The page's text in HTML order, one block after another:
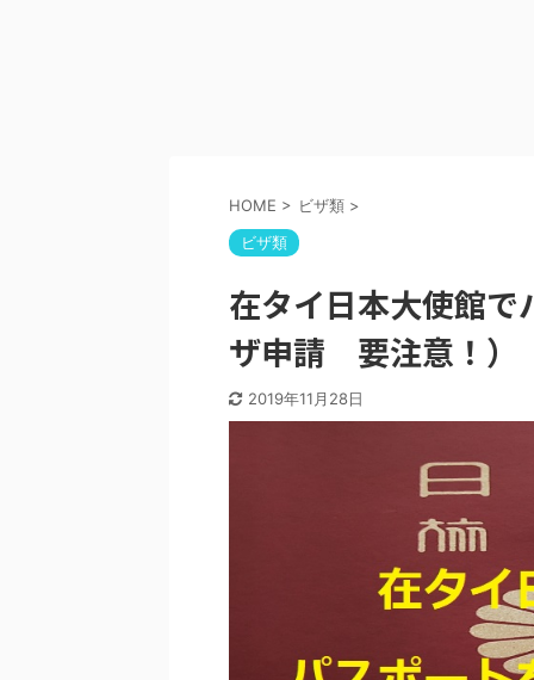
HOME > ビザ類 >
ビザ類
在タイ日本大使館
ザ申請 要注意！）
2019年11月28日